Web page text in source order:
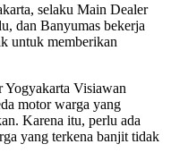
selaku Main Dealer
dan Banyumas bekerja
untuk memberikan
Yogyakarta Visiawan
motor warga yang
Karena itu, perlu ada
yang terkena banjit tidak